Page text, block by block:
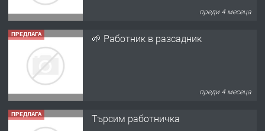
преди 4 месеца
ПРЕДЛАГА 🌱 Работник в разсадник
преди 4 месеца
ПРЕДЛАГА Търсим работничка